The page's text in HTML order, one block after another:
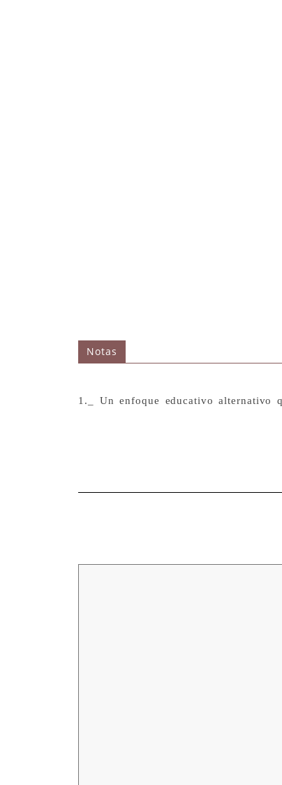
Notas
1._ Un enfoque educativo alternativo
Arcadi Ballester
Montse Brugué Medardo.Mujer